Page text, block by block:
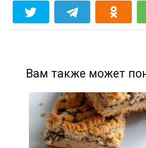
Вам также может